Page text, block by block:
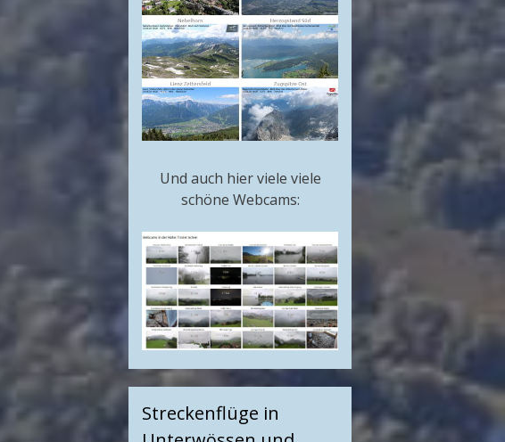
Und auch hier viele viele
schöne Webcams:
Streckenflüge in